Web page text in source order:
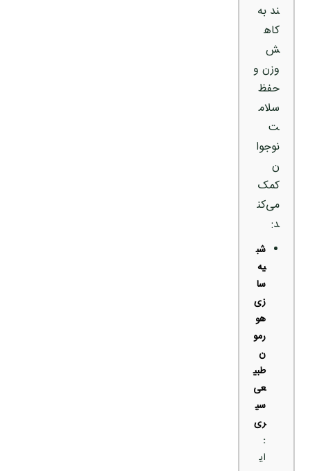
ند به
کاه
ش
وزن و
حفظ
سلام
ت
نوجوا
ن
کمک
می‌کن
د:
شب
یه‌
سا
زی
هو
رمو
ن
طبی
عی
سی
ری
:
ای